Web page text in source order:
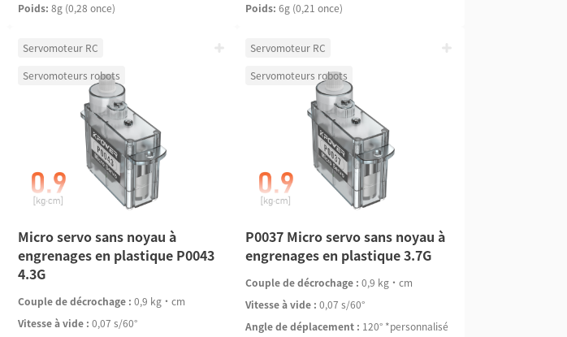
Poids: 8g (0,28 once)
Poids: 6g (0,21 once)
Servomoteur RC
Servomoteurs robots
Micro servo sans noyau à
engrenages en plastique P0043
4.3G
Couple de décrochage : 0,9 kg·cm
Vitesse à vide : 0,07 s/60°
Servomoteur RC
Servomoteurs robots
P0037 Micro servo sans noyau à
engrenages en plastique 3.7G
Couple de décrochage : 0,9 kg·cm
Vitesse à vide : 0,07 s/60°
Angle de déplacement : 120° *personnalisé